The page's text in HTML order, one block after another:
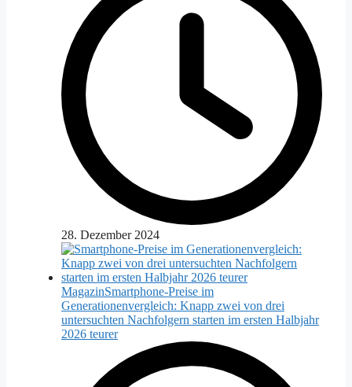
28. Dezember 2024
MagazinSmartphone-Preise im
Generationenvergleich: Knapp zwei von drei
untersuchten Nachfolgern starten im ersten Halbjahr
2026 teurer